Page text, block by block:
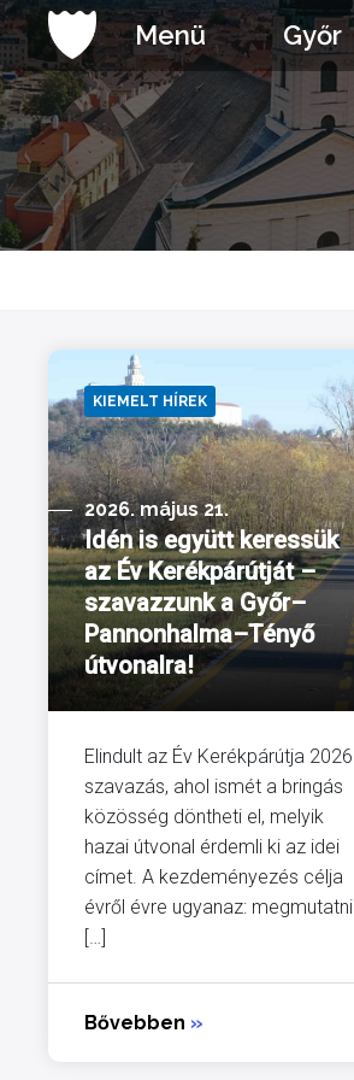
Ugrás
a
tartalomhoz
Menü Győr
KIEMELT HÍREK
2026. május 21.
Idén is együtt keressük
az Év Kerékpárútját –
szavazzunk a Győr–
Pannonhalma–Tényő
útvonalra!
Elindult az Év Kerékpárútja 2026
szavazás, ahol ismét a bringás
közösség döntheti el, melyik
hazai útvonal érdemli ki az idei
címet. A kezdeményezés célja
évről évre ugyanaz: megmutatni
[…]
Bővebben »